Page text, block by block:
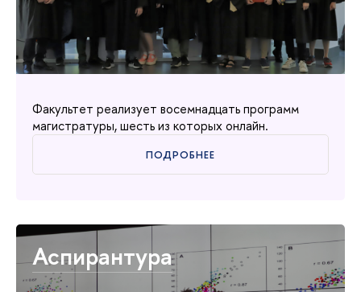
Факультет реализует восемнадцать программ
магистратуры, шесть из которых онлайн.
ПОДРОБНЕЕ
Аспирантура